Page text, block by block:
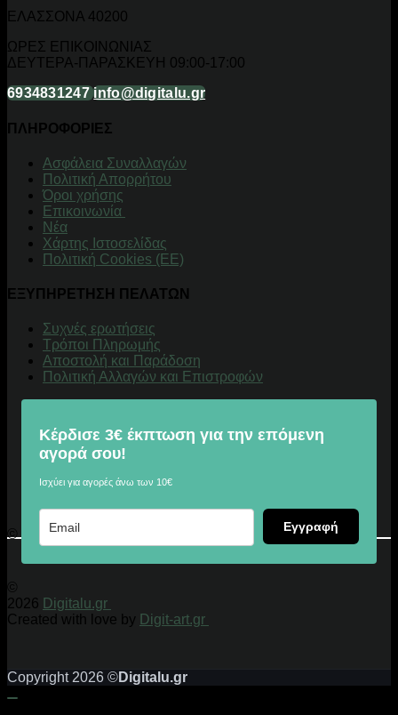
ΕΛΑΣΣΟΝΑ 40200
ΩΡΕΣ ΕΠΙΚΟΙΝΩΝΙΑΣ
ΔΕΥΤΕΡΑ-ΠΑΡΑΣΚΕΥΗ 09:00-17:00
6934831247 info@digitalu.gr
ΠΛΗΡΟΦΟΡΙΕΣ
Aσφάλεια Συναλλαγών
Πολιτική Απορρήτου
Όροι χρήσης
Επικοινωνία
Νέα
Χάρτης Ιστοσελίδας
Πολιτική Cookies (ΕΕ)
ΕΞΥΠΗΡΕΤΗΣΗ ΠΕΛΑΤΩΝ
Συχνές ερωτήσεις
Τρόποι Πληρωμής
Αποστολή και Παράδοση
Πολιτική Αλλαγών και Επιστροφών
Κέρδισε 3€ έκπτωση για την επόμενη
αγορά σου!
Ισχύει για αγορές άνω των 10€
Εγγραφή
© 2026 Digitalu.gr
©
2026 Digitalu.gr
Created with love by Digit-art.gr
Copyright 2026 ©Digitalu.gr